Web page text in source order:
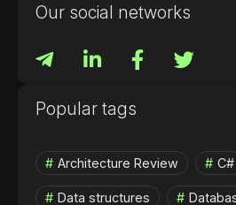
Our social networks
Popular tags
Architecture Review C#
Data structures